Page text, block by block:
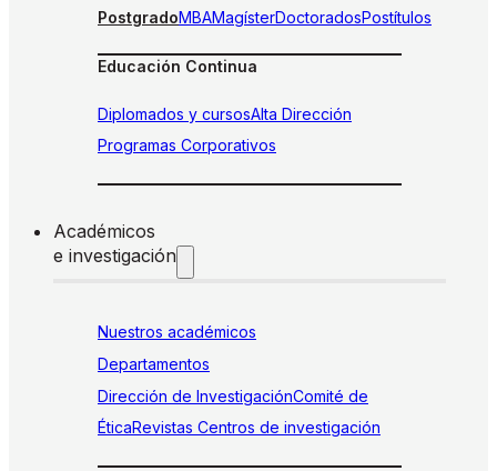
PostgradoMBAMagísterDoctoradosPostítulos
Educación Continua
Diplomados y cursosAlta Dirección
Programas Corporativos
Académicos
e investigación
Nuestros académicos
Departamentos
Dirección de InvestigaciónComité de
ÉticaRevistas Centros de investigación